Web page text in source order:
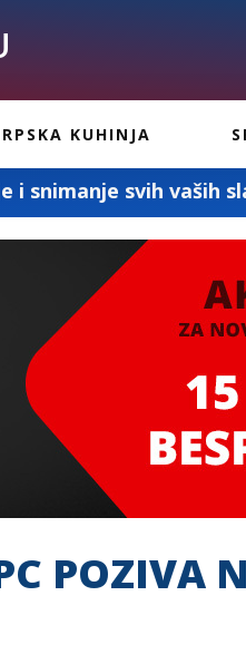
KUHINJA
slavlja i događaja u
POZIVA